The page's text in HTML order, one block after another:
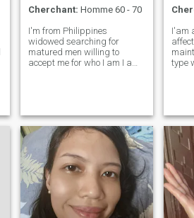
Cherchant: Homme 60 - 70
I'm from Philippines
widowed searching for
matured men willing to
accept me for who I am I am
searcher 😘😘😘 I love
cooking like Philippines Ara
I'am
type
I'm a